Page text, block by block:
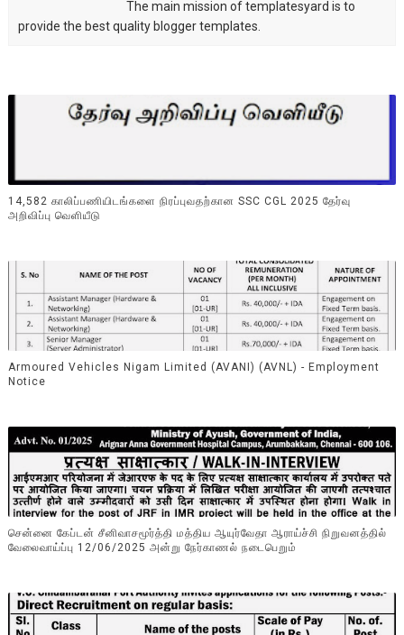
The main mission of templatesyard is to
provide the best quality blogger templates.
14,582 காலிப்பணியிடங்களை நிரப்புவதற்கான SSC CGL 2025 தேர்வு
அறிவிப்பு வெளியீடு
Armoured Vehicles Nigam Limited (AVANI) (AVNL) - Employment
Notice
சென்னை கேப்டன் சீனிவாசமூர்த்தி மத்திய ஆயுர்வேதா ஆராய்ச்சி நிறுவனத்தில்
வேலைவாய்ப்பு 12/06/2025 அன்று நேர்காணல் நடைபெறும்